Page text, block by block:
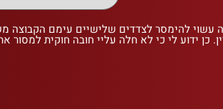
עשוי להימסר לצדדים שלישיים עימם הקבוצה
כן ידוע לי כי לא חלה עליי חובה חוקית למסור